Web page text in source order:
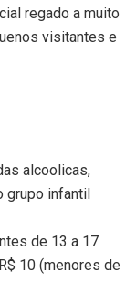
regado a muito
visitantes e
alcoolicas,
grupo infantil
de 13 a 17
10 (menores de